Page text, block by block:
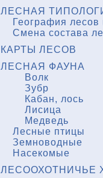
ЛЕСНАЯ
География лесов
Смена состава
КАРТЫ ЛЕСОВ
ЛЕСНАЯ ФАУНА
Волк
Зубр
Кабан, лось
Лисица
Медведь
Лесные птицы
Земноводные
Насекомые
ЛЕСООХОТНИЧЬЕ